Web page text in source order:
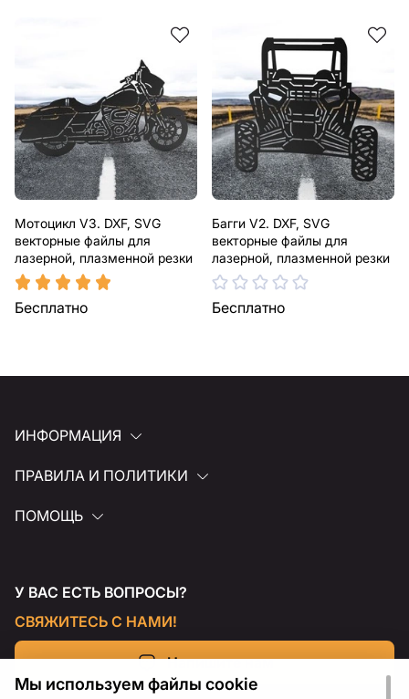
свяжитесь с нами в любое время, мы всегда готовы
Мотоцикл V3. DXF, SVG
векторные файлы для
лазерной, плазменной резки
Бесплатно
Багги V2. DXF, SVG
векторные файлы для
лазерной, плазменной резки
Бесплатно
ИНФОРМАЦИЯ
ПРАВИЛА И ПОЛИТИКИ
ПОМОЩЬ
У ВАС ЕСТЬ ВОПРОСЫ?
СВЯЖИТЕСЬ С НАМИ!
Напишите нам
Мы используем файлы cookie